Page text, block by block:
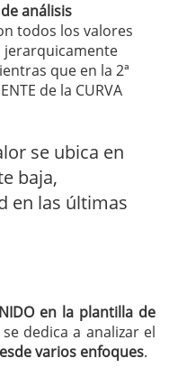
análisis
todos los valores
jerarquicamente
que en la 2ª
de la CURVA
se ubica en
baja,
en las últimas
en la plantilla de
dedica a analizar el
varios enfoques.